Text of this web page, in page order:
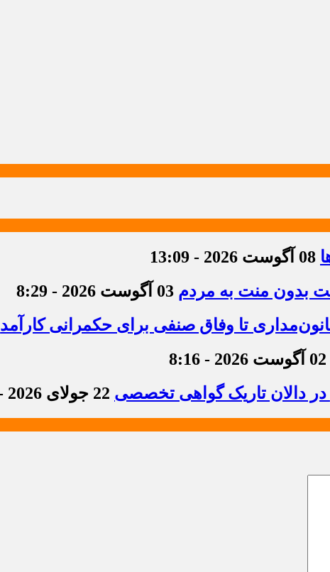
08 آگوست 2026 - 13:09
بدون منت به مردم 03 آگوست 2026 - 8:29
تا وفاق صنفی برای حکمرانی کارآمد
02 آگوست 2026 - 8:16
در دالان تاریک گواهی تخصصی 22 جولای 2026 - 8:36